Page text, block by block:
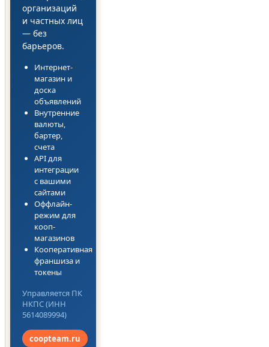
организаций
и частных лиц
— без
барьеров.
Интернет-
магазин и
доска
объявлений
Внутренние
валюты,
бартер,
счета
API для
интеграции
с вашими
сайтами
Оффлайн-
режим для
кооп-
магазинов
Кооперативная
франшиза и
токены
Управляется ПК
НКПС (ИНН
5614089994)
coopteam.ru